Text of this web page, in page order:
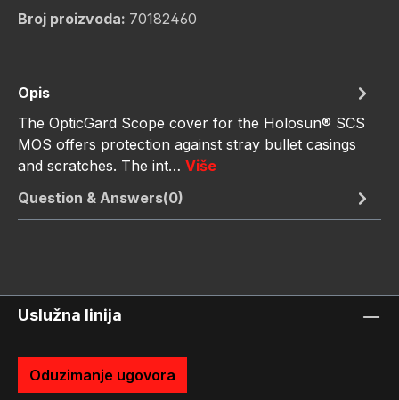
Broj proizvoda: 70182460
Opis
The OpticGard Scope cover for the Holosun® SCS
MOS offers protection against stray bullet casings
and scratches. The int… Više
Question & Answers(0)
Uslužna linija
Oduzimanje ugovora